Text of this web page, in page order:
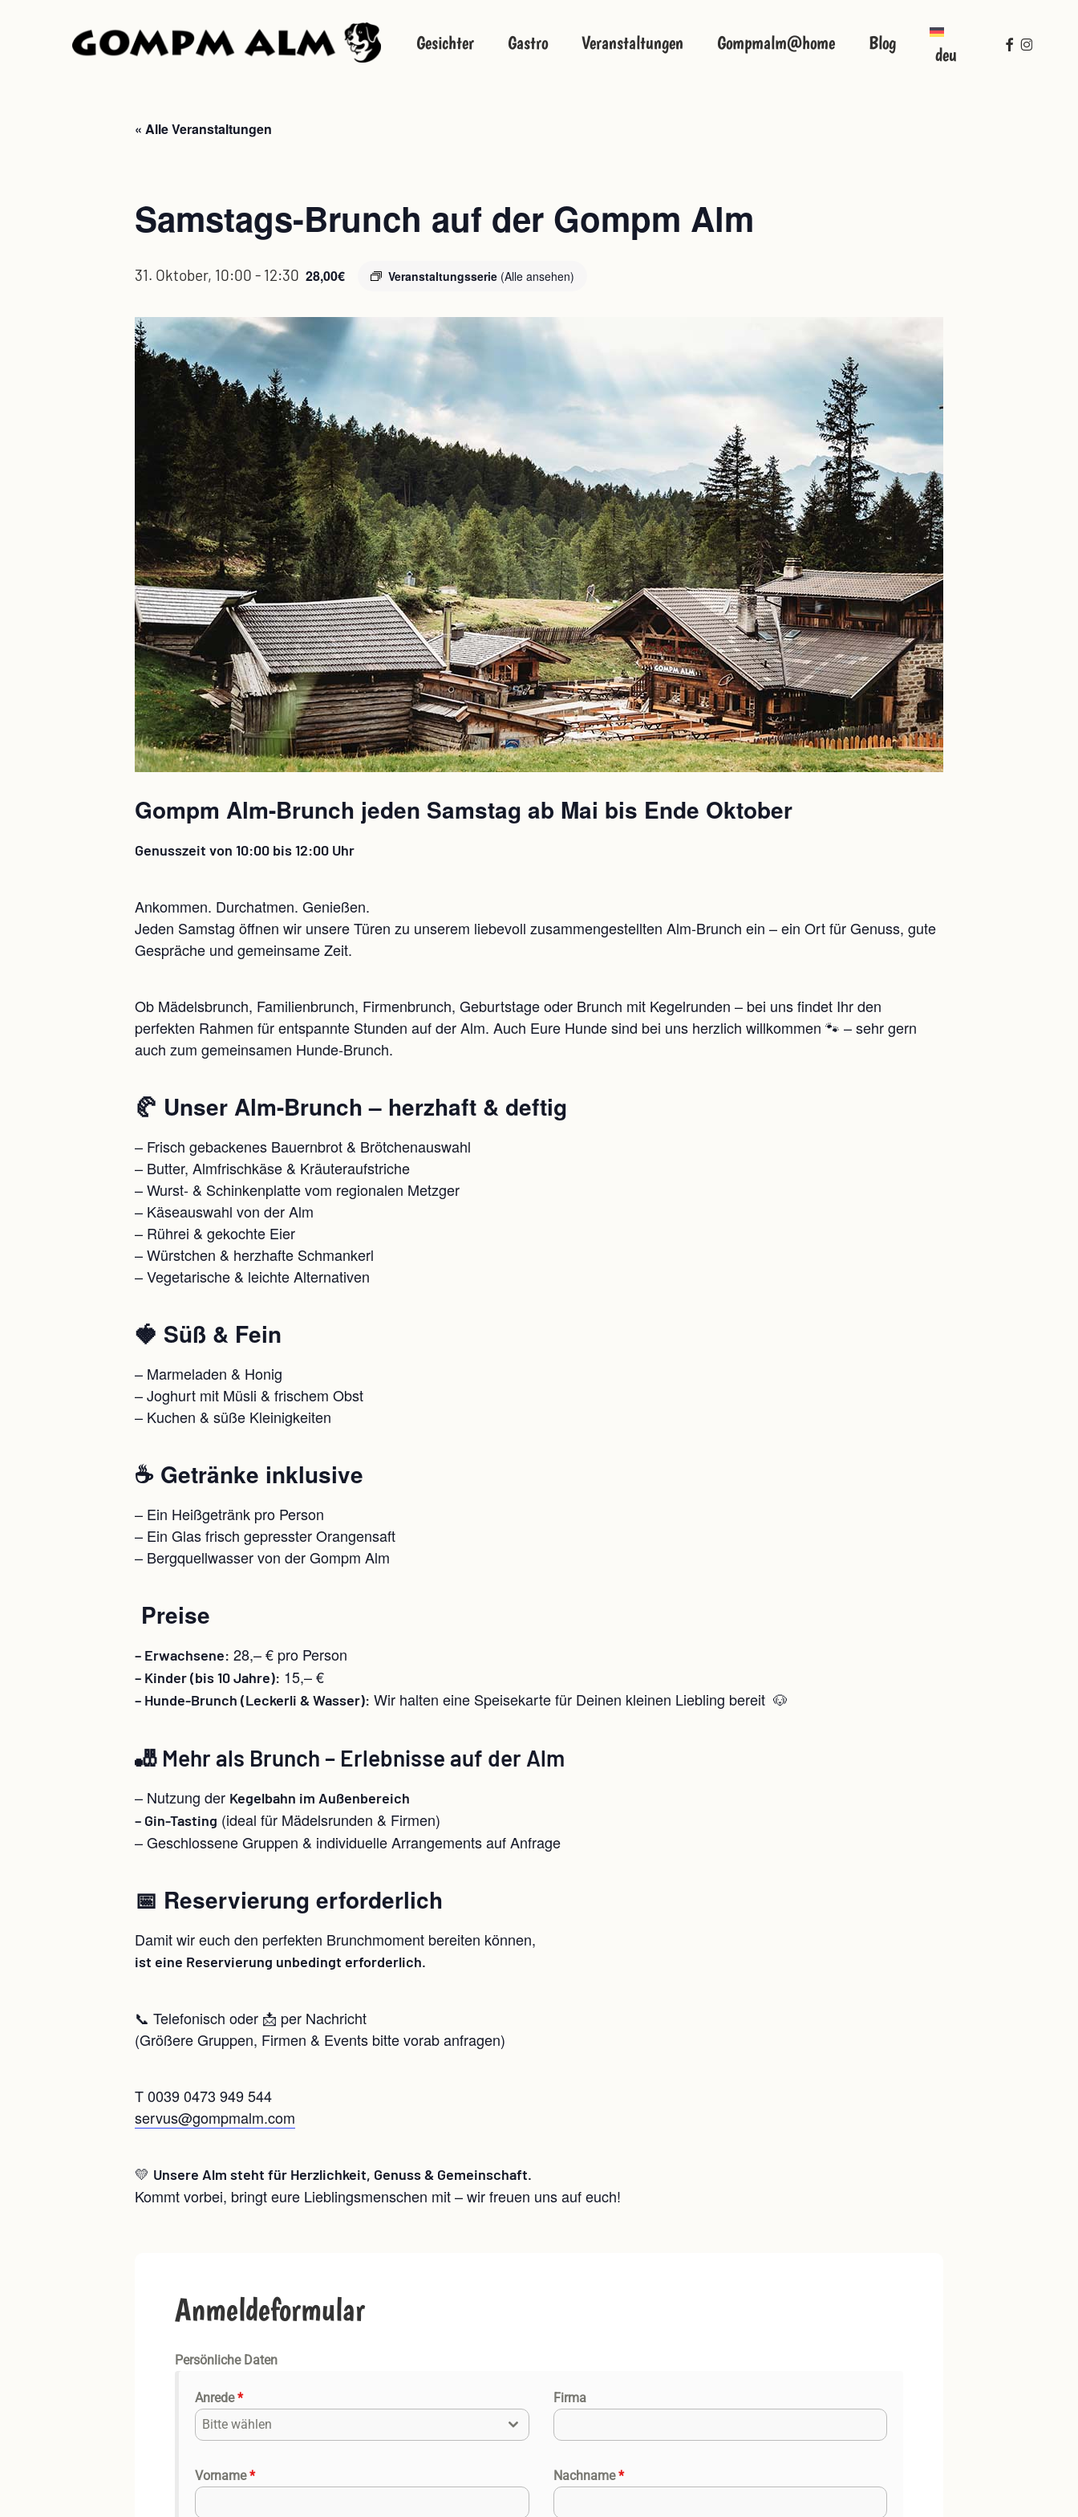
Gesichter Gastro Veranstaltungen Gompmalm@home Blog
deu
facebook
« Alle Veranstaltungen
Samstags-Brunch auf der Gompm Alm
31. Oktober, 10:00 - 12:30 Veranstaltungsserie (Alle ansehen)
28,00€
Gompm Alm-Brunch jeden Samstag ab Mai bis Ende Oktober
Genusszeit von 10:00 bis 12:00 Uhr
Ankommen. Durchatmen. Genießen.
Jeden Samstag öffnen wir unsere Türen zu unserem liebevoll zusammengestellten Alm-Brunch ein – ein Ort für Genuss, gute
Gespräche und gemeinsame Zeit.
Ob Mädelsbrunch, Familienbrunch, Firmenbrunch, Geburtstage oder Brunch mit Kegelrunden – bei uns findet Ihr den
perfekten Rahmen für entspannte Stunden auf der Alm. Auch Eure Hunde sind bei uns herzlich willkommen 🐾 – sehr gern
auch zum gemeinsamen Hunde-Brunch.
🥐 Unser Alm-Brunch – herzhaft & deftig
– Frisch gebackenes Bauernbrot & Brötchenauswahl
– Butter, Almfrischkäse & Kräuteraufstriche
– Wurst- & Schinkenplatte vom regionalen Metzger
– Käseauswahl von der Alm
– Rührei & gekochte Eier
– Würstchen & herzhafte Schmankerl
– Vegetarische & leichte Alternativen
🍓 Süß & Fein
– Marmeladen & Honig
– Joghurt mit Müsli & frischem Obst
– Kuchen & süße Kleinigkeiten
☕ Getränke inklusive
– Ein Heißgetränk pro Person
– Ein Glas frisch gepresster Orangensaft
– Bergquellwasser von der Gompm Alm
Preise
– Erwachsene: 28,– € pro Person
– Kinder (bis 10 Jahre): 15,– €
– Hunde-Brunch (Leckerli & Wasser): Wir halten eine Speisekarte für Deinen kleinen Liebling bereit 🐶
🎳 Mehr als Brunch – Erlebnisse auf der Alm
– Nutzung der Kegelbahn im Außenbereich
– Gin-Tasting (ideal für Mädelsrunden & Firmen)
– Geschlossene Gruppen & individuelle Arrangements auf Anfrage
📅 Reservierung erforderlich
Damit wir euch den perfekten Brunchmoment bereiten können,
ist eine Reservierung unbedingt erforderlich.
📞 Telefonisch oder 📩 per Nachricht
(Größere Gruppen, Firmen & Events bitte vorab anfragen)
T 0039 0473 949 544
servus@gompmalm.com
💛 Unsere Alm steht für Herzlichkeit, Genuss & Gemeinschaft.
Kommt vorbei, bringt eure Lieblingsmenschen mit – wir freuen uns auf euch!
Anmeldeformular
Persönliche Daten
Anrede*
Bitte wählen
Firma
Vorname* Nachname*